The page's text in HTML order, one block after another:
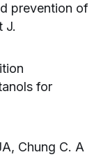
prevention of
J.
for
Chung C. A